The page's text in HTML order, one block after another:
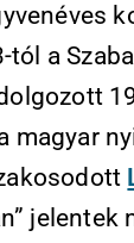
a
magyar
jelentek